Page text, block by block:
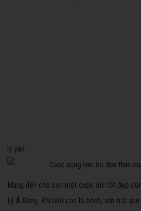
lý yên
Mang đến cho con một cuộc đời tốt đẹp
Lý Á Bằng. Khi biết con bị bệnh, anh trải